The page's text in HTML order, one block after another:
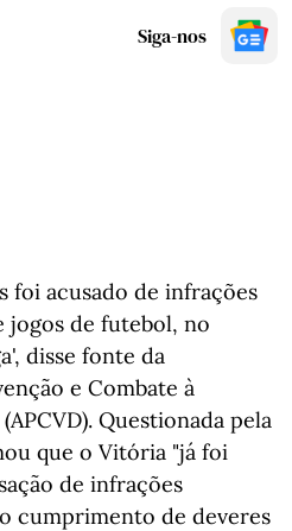
Siga-nos
foi acusado de infrações
de futebol, no
disse fonte da
e Combate à
Questionada pela
que o Vitória "já foi
de infrações
cumprimento de deveres